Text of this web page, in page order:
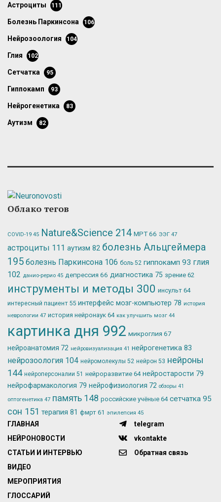
астроциты 111
болезнь Паркинсона 106
нейрозоология 104
глия 102
сетчатка 95
гиппокамп 93
нейрогенетика 83
аутизм 82
Облако тегов
COVID-19 45 Nature&Science 214 МРТ66 ЭЭГ 47
астроциты 111 аутизм 82 болезнь Альцгеймера
195 болезнь Паркинсона 106 боль 52 гиппокамп 93 глия
102 данио-рерио 45 депрессия 66 диагностика 75 зрение 62
инструменты и методы 300 инсульт 64
интересный пациент 55 интерфейс мозг-компьютер 78 история
неврологии 47 история нейронаук 64 как улучшить мозг 44
картинка дня 992 микроглия 67
нейроанатомия 72 нейровизуализация 41 нейрогенетика 83
нейрозоология 104 нейромолекулы 52 нейрон 53 нейроны
144 нейроперсоналии 51 нейроразвитие 64 нейростарости 79
нейрофармакология 79 нейрофизиология 72 обзоры 41
оптогенетика 47 память 148 российские учёные 64 сетчатка 95
сон 151 терапия 81 фмрт 61 эпилепсия 45
ГЛАВНАЯ
НЕЙРОНОВОСТИ
СТАТЬИ И ИНТЕРВЬЮ
ВИДЕО
МЕРОПРИЯТИЯ
ГЛОССАРИЙ
telegram
vkontakte
Обратная связь